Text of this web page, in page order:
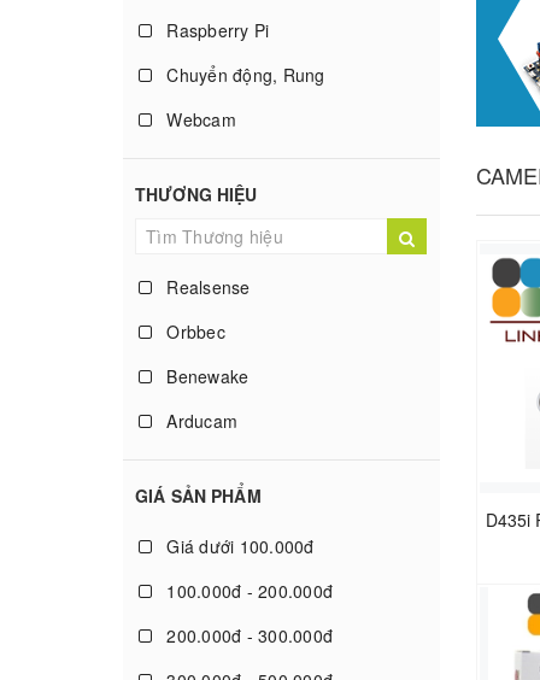
Raspberry Pi
Chuyển động, Rung
Webcam
Phụ kiện
Máy tính nhúng IoT
Wifi
Intel
STM32
Camera
THƯƠNG HIỆU
Realsense
Orbbec
Benewake
Arducam
E-con Systems
ADLINK-NVIDIA
Innodisk
Arduino.cc
GIÁ SẢN PHẨM
Giá dưới 100.000đ
100.000đ - 200.000đ
200.000đ - 300.000đ